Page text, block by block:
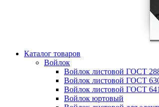
Каталог товаров
Войлок
Войлок листовой ГОСТ
Войлок листовой ГОСТ
Войлок листовой ГОСТ
Войлок юртовый